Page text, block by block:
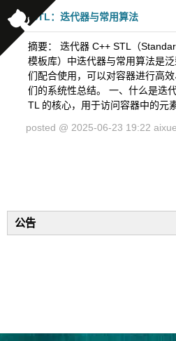
STL：迭代器与常用算法
摘要： 迭代器 C++ STL（
模板库）中迭代器与常用算法是
们配合使用，可以对容器进行高
们的系统性总结。 一、什么是迭
TL 的核心，用于访问容器中的元
posted @ 2025-06-23 19:22
公告